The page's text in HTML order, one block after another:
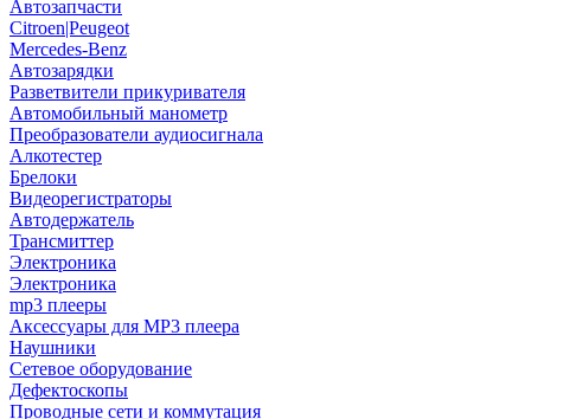
Автозапчасти
Citroen|Peugeot
Mercedes-Benz
Автозарядки
Разветвители прикуривателя
Автомобильный манометр
Преобразователи аудиосигнала
Алкотестер
Брелоки
Видеорегистраторы
Автодержатель
Трансмиттер
Электроника
Электроника
mp3 плееры
Аксессуары для MP3 плеера
Наушники
Сетевое оборудование
Дефектоскопы
Проводные сети и коммутация